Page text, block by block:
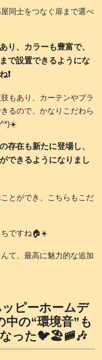
同士をつなぐ扉まで選べ
り、カラーも豊富で、
で設置できるようにな
❗️
もあり、カーテンやブラ
るので、かなりこだわら
存在も新たに登場し、
できるようになりまし
とができ、こちらもこだ
ちですね🏠️☀️
て、最高に魅力的な追加
ッピーホームデ
の“環境音”も
った🐦️🏖️🚞🎶